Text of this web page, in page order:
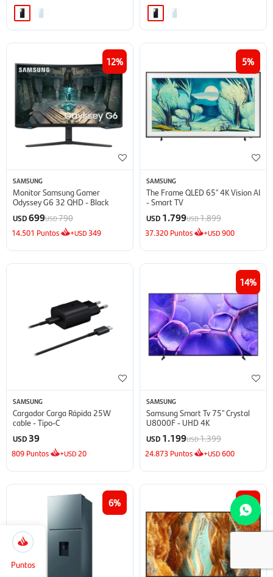
Puntos
Selecciona
la
5.166
12
SAMSUNG
Monitor Samsung Gamer
Odyssey G6 32 QHD - Black
USD699USD790
14.501 Puntos +USD 349
5
SAMSUNG
The Frame QLED 65'' 4K Vision AI
- Smart TV
USD 1.799USD1.899
37.320 Puntos +USD900
SAMSUNG
Cargador Carga Rápida 25W
cable - Tipo-C
USD 39
809 Puntos +USD 20
14
SAMSUNG
Samsung Smart Tv 75'' Crystal
U8000F - UHD 4K
USD 1.199USD1.399
24.873 Puntos +USD600
6 22